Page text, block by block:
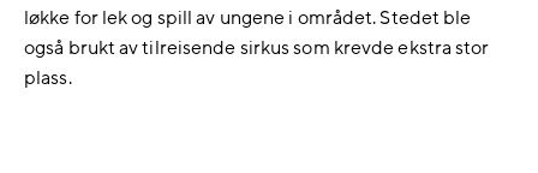
løkke for lek og spill av ungene i området. Stedet ble
også brukt av tilreisende sirkus som krevde ekstra stor
plass.